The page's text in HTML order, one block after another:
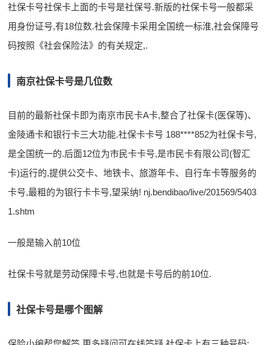
社保卡号社保卡上面的卡号是社保号.新版的社保卡号一般都采
用身份证号,有18位数.社会保障卡采用全国统一标淮,社会保障号
码按照《社会保险法》的有关规定,.
南京社保卡号是几位数
目前的最新社保卡即为南京市民卡A卡,整合了社保卡(医保等)、
金陵通卡和银行卡三大功能.社保卡卡号 188****852为社保卡号,
是全国统一的.后面12位为市民卡卡号,是市民卡有限公司(智汇
卡)运行的,提供公交卡、地铁卡、旅游年卡、自行车卡等服务的
卡号,最粗的为银行卡卡号,望采纳! nj.bendibao/live/201569/5403
1.shtm
一般是输入前10位
社保卡号就是劳动保障卡号,也就是卡号后的前10位.
社保卡号是哪个图解